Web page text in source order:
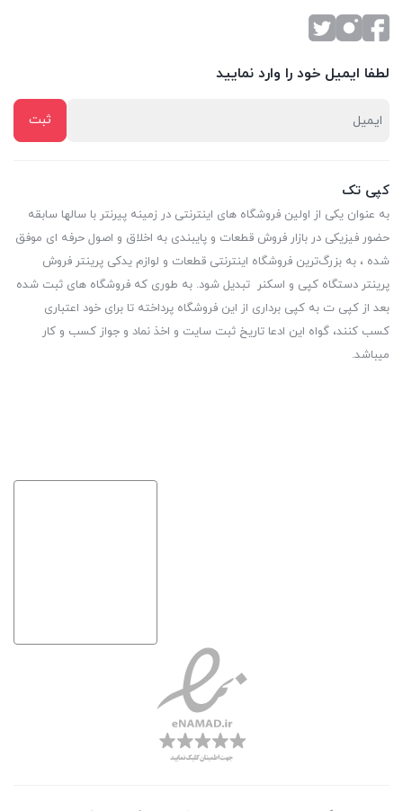
لطفا ایمیل خود را وارد نمایید
کپی تک
به عنوان یکی از اولین فروشگاه های اینترنتی در زمینه پیرنتر با سالها سابقه
حضور فیزیکی در بازار فروش قطعات و پایبندی به اخلاق و اصول حرفه ای موفق
شده ، به بزرگ‌ترین فروشگاه اینترنتی قطعات و لوازم یدکی پرینتر فروش
پرینتر دستگاه کپی و اسکنر تبدیل شود. به طوری که فروشگاه های ثبت شده
بعد از کپی ت به کپی برداری از این فروشگاه پرداخته تا برای خود اعتباری
کسب کنند، گواه این ادعا تاریخ ثبت سایت و اخذ نماد و جواز کسب و کار
میباشد.